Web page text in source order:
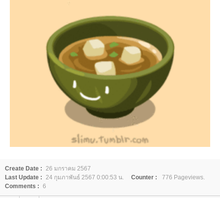
Create Date : 26 มกราคม 2567
Last Update : 24 กุมภาพันธ์ 2567 0:00:53 น. Counter :
776 Pageviews.
Comments : 6